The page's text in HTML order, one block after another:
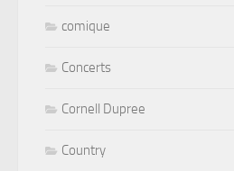
comique
Concerts
Cornell Dupree
Country